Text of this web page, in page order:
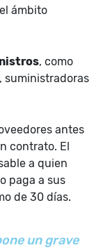
ámbito
, como
suministradoras
antes
contrato. El
a quien
paga a sus
de 30 días.
un grave